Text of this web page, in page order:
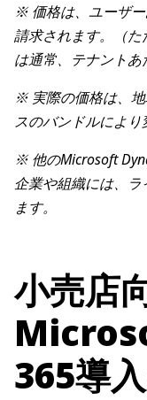
※ 価格は、ユーザ
請求されます。（
は通常、テナントあ
※ 実際の価格は、
スのバンドルにより
※ 他のMicrosoft
企業や組織には、
ます。
小売店
365導